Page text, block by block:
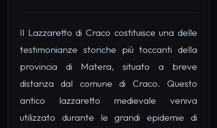
Il Lazzaretto di Craco costituisce una delle
testimonianze storiche più toccanti della
provincia di Matera, situato a breve
distanza dal comune di Craco. Questo
antico lazzaretto medievale veniva
utilizzato durante le grandi epidemie di